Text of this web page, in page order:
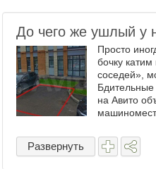
До чего же ушлый у
Просто
бочку
соседей»,
Бдительные
на Авито
Развернуть